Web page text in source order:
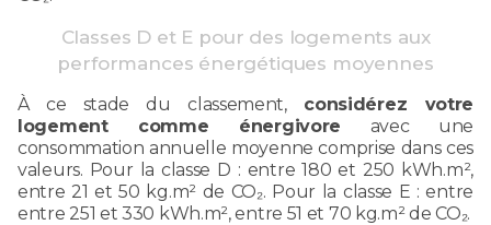
Classes D et E pour des logements aux
performances énergétiques moyennes
À ce stade du classement, considérez votre
logement comme énergivore avec une
consommation annuelle moyenne comprise dans ces
valeurs. Pour la classe D : entre 180 et 250 kWh.m²,
entre 21 et 50 kg.m² de CO₂. Pour la classe E : entre
entre 251 et 330 kWh.m², entre 51 et 70 kg.m² de CO₂.